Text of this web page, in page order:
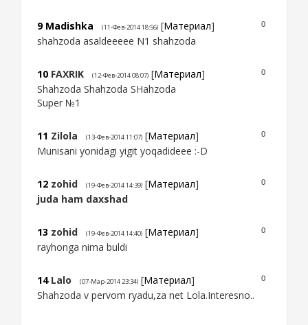
0
9 Madishka (11-Фев-2014 18:56) [Материал]
shahzoda asaldeeeee N1 shahzoda
0
10 FAXRIK (12-Фев-2014 08:07) [Материал]
Shahzoda Shahzoda SHahzoda
Super №1
0
11 Zilola (13-Фев-2014 11:07) [Материал]
Munisani yonidagi yigit yoqadideee :-D
0
12 zohid (19-Фев-2014 14:39) [Материал]
juda ham daxshad
0
13 zohid (19-Фев-2014 14:40) [Материал]
rayhonga nima buldi
0
14 Lalo (07-Мар-2014 23:34) [Материал]
Shahzoda v pervom ryadu,za net Lola.Interesno..